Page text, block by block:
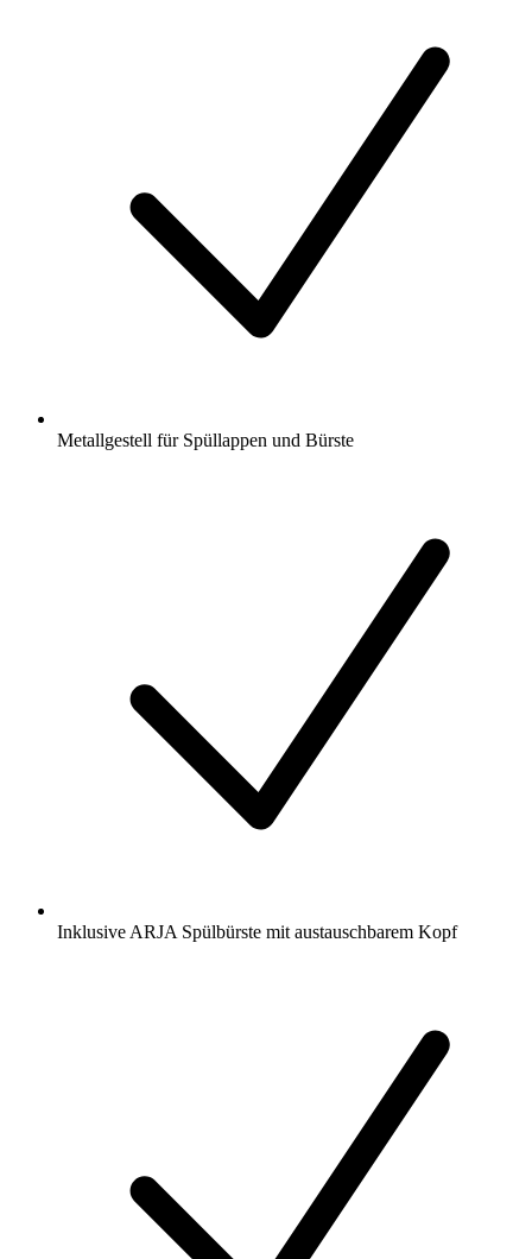
Metallgestell für Spüllappen und Bürste
Inklusive ARJA Spülbürste mit austauschbarem Kopf